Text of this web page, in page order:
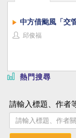
中方借颱風「交
邱俊福
熱門搜尋
請輸入標題、作者